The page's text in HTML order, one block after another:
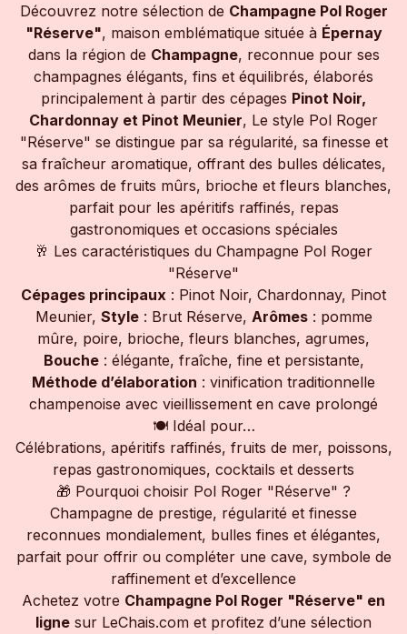
Découvrez notre sélection de Champagne Pol Roger
"Réserve", maison emblématique située à Épernay
dans la région de Champagne, reconnue pour ses
champagnes élégants, fins et équilibrés, élaborés
principalement à partir des cépages Pinot Noir,
Chardonnay et Pinot Meunier, Le style Pol Roger
"Réserve" se distingue par sa régularité, sa finesse et
sa fraîcheur aromatique, offrant des bulles délicates,
des arômes de fruits mûrs, brioche et fleurs blanches,
parfait pour les apéritifs raffinés, repas
gastronomiques et occasions spéciales
🥂 Les caractéristiques du Champagne Pol Roger
"Réserve"
Cépages principaux : Pinot Noir, Chardonnay, Pinot
Meunier, Style: Brut Réserve, Arômes: pomme
mûre, poire, brioche, fleurs blanches, agrumes,
Bouche: élégante, fraîche, fine et persistante,
Méthode d’élaboration : vinification traditionnelle
champenoise avec vieillissement en cave prolongé
🍽 Idéal pour…
Célébrations, apéritifs raffinés, fruits de mer, poissons,
repas gastronomiques, cocktails et desserts
🎁 Pourquoi choisir Pol Roger "Réserve" ?
Champagne de prestige, régularité et finesse
reconnues mondialement, bulles fines et élégantes,
parfait pour offrir ou compléter une cave, symbole de
raffinement et d’excellence
Achetez votre Champagne Pol Roger "Réserve" en
ligne sur LeChais.com et profitez d’une sélection